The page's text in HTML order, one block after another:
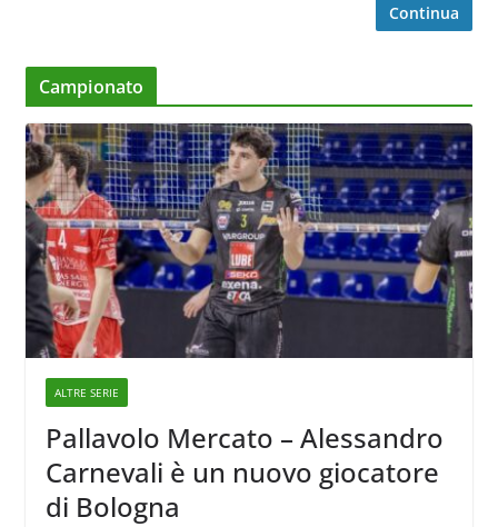
Continua
Campionato
ALTRE SERIE
Pallavolo Mercato – Alessandro
Carnevali è un nuovo giocatore
di Bologna